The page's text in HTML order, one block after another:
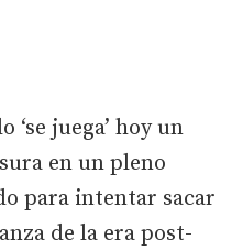
‘se juega’ hoy un
en un pleno
para intentar sacar
de la era post-